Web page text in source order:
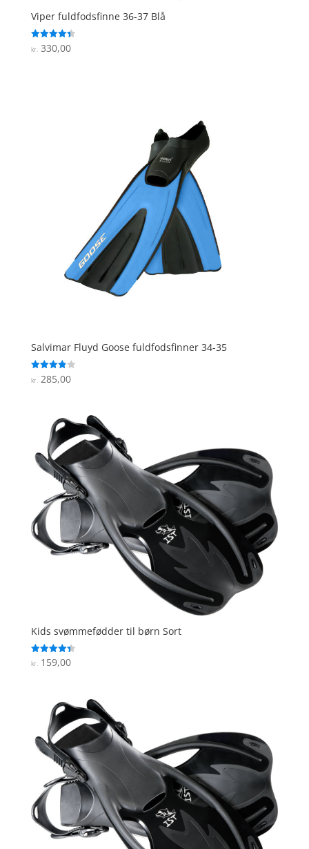
Viper fuldfodsfinne 36-37 Blå
Vurderet
4.4
kr. 330,00
Salvimar Fluyd Goose fuldfodsfinner 34-35
Vurderet
3.9
kr. 285,00
Kids svømmefødder til børn Sort
Vurderet
4.4
kr.159,00